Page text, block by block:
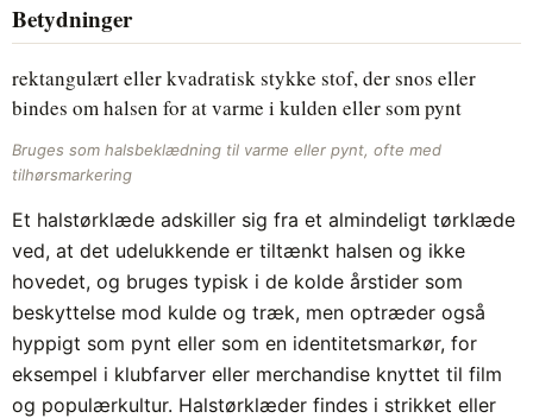
Betydninger
rektangulært eller kvadratisk stykke stof, der snos eller
bindes om halsen for at varme i kulden eller som pynt
Bruges som halsbeklædning til varme eller pynt, ofte med
tilhørsmarkering
Et halstørklæde adskiller sig fra et almindeligt tørklæde
ved, at det udelukkende er tiltænkt halsen og ikke
hovedet, og bruges typisk i de kolde årstider som
beskyttelse mod kulde og træk, men optræder også
hyppigt som pynt eller som en identitetsmarkør, for
eksempel i klubfarver eller merchandise knyttet til film
og populærkultur. Halstørklæder findes i strikket eller